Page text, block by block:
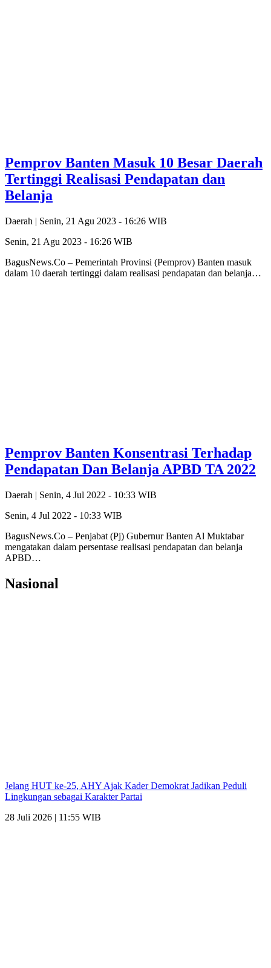
Pemprov Banten Masuk 10 Besar Daerah
Tertinggi Realisasi Pendapatan dan
Belanja
Daerah | Senin, 21 Agu 2023 - 16:26 WIB
Senin, 21 Agu 2023 - 16:26 WIB
BagusNews.Co – Pemerintah Provinsi (Pemprov) Banten masuk
dalam 10 daerah tertinggi dalam realisasi pendapatan dan belanja…
Pemprov Banten Konsentrasi Terhadap
Pendapatan Dan Belanja APBD TA 2022
Daerah | Senin, 4 Jul 2022 - 10:33 WIB
Senin, 4 Jul 2022 - 10:33 WIB
BagusNews.Co – Penjabat (Pj) Gubernur Banten Al Muktabar
mengatakan dalam persentase realisasi pendapatan dan belanja
APBD…
Nasional
Jelang HUT ke-25, AHY Ajak Kader Demokrat Jadikan Peduli
Lingkungan sebagai Karakter Partai
28 Juli 2026 | 11:55 WIB